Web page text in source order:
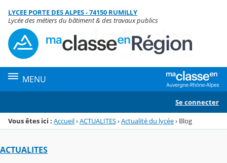
Menu de la rubrique
Contenu
LYCEE PORTE DES ALPES - 74150 RUMILLY
Lycée des métiers du bâtiment & des travaux publics
MENU
Se connecter
Vous êtes ici : Accueil›ACTUALITES›Actualité du lycée› Blog
ACTUALITES